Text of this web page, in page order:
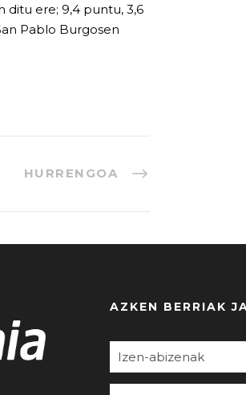
ditu ere; 9,4 puntu, 3,6
Pablo Burgosen
HURRENGOA
AZKEN BERRIAK